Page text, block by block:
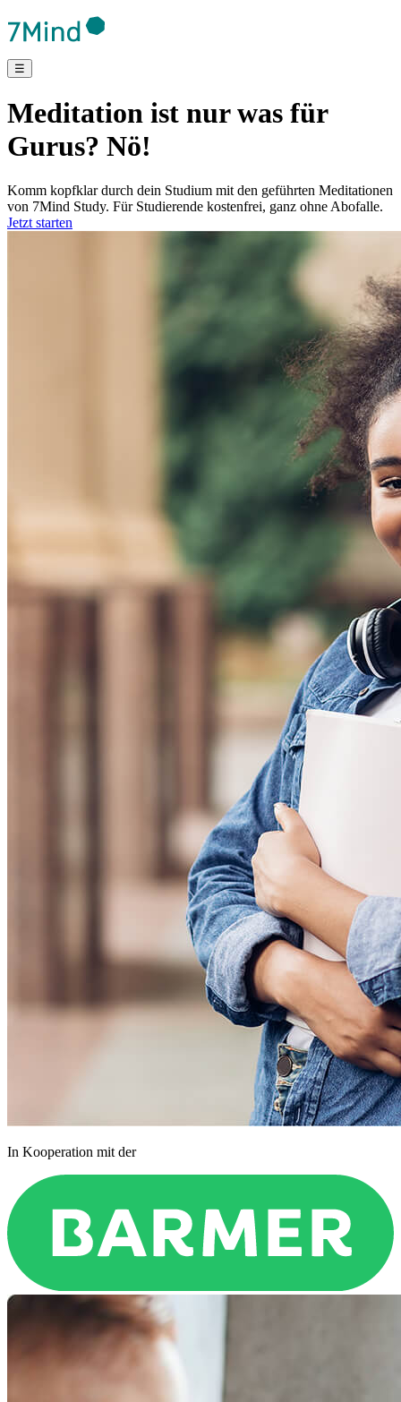
☰
Meditation ist nur was für
Gurus? Nö!
Komm kopfklar durch dein Studium mit den geführten Meditationen
von 7Mind Study. Für Studierende kostenfrei, ganz ohne Abofalle.
Jetzt starten
In Kooperation mit der